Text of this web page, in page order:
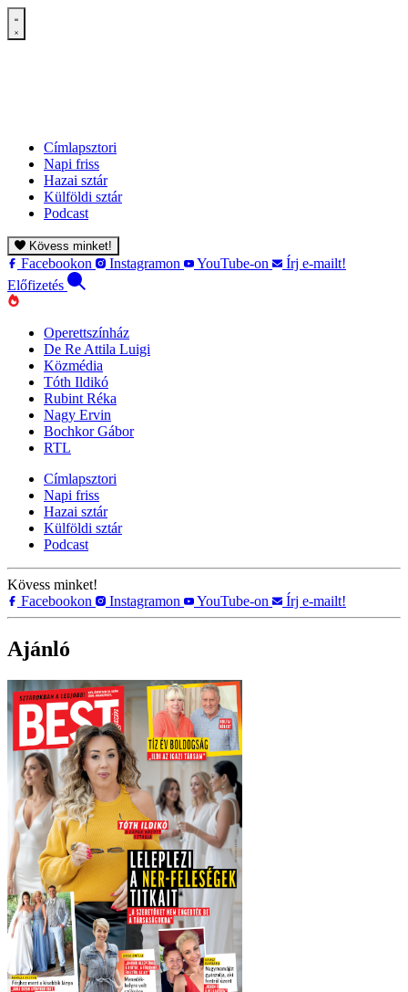
Címlapsztori
Napi friss
Hazai sztár
Külföldi sztár
Podcast
Kövess minket!
Facebookon Instagramon YouTube-on
Írj e-mailt!
Előfizetés
Operettszínház
De Re Attila Luigi
Közmédia
Tóth Ildikó
Rubint Réka
Nagy Ervin
Bochkor Gábor
RTL
Címlapsztori
Napi friss
Hazai sztár
Külföldi sztár
Podcast
Kövess minket!
Facebookon
Instagramon YouTube-on Írj e-mailt!
Ajánló